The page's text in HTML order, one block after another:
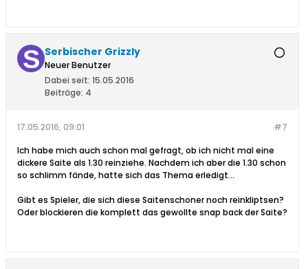
Serbischer Grizzly
Neuer Benutzer
Dabei seit: 15.05.2016
Beiträge: 4
#7
17.05.2016, 09:01
Ich habe mich auch schon mal gefragt, ob ich nicht mal eine
dickere Saite als 1.30 reinziehe. Nachdem ich aber die 1.30 schon
so schlimm fände, hatte sich das Thema erledigt...
Gibt es Spieler, die sich diese Saitenschoner noch reinkliptsen?
Oder blockieren die komplett das gewollte snap back der Saite?